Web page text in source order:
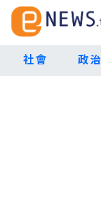
社會 政治